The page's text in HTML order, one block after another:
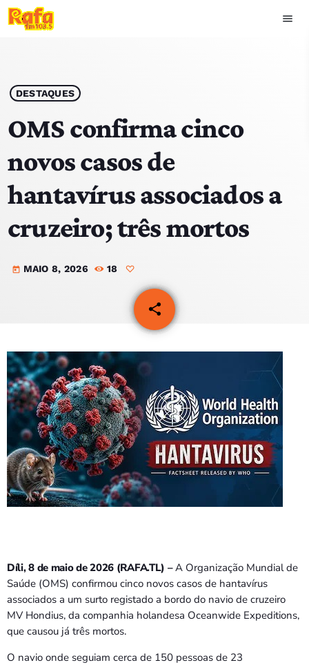
menu
play_arrow OUVIR RAFA
HOME
NOTÍCIAS
EQUIPA
TOP 15
VIDEOS
EVENTOS
CONTACTOS
PORTUGUÊS keyboard_arrow_down
TÉTUM
7:00 AM - 10:00 AM
Bom dia RAFA
7:00 AM - 9:00 AM
DESTAQUES
OMS confirma cinco
novos casos de
hantavírus associados a
cruzeiro; três mortos
today MAIO 8, 2026 18
share
email
Díli, 8 de maio de 2026 (RAFA.TL) –A Organização Mundial de
Saúde (OMS) confirmou cinco novos casos de hantavírus
associados a um surto registado a bordo do navio de cruzeiro
MV Hondius, da companhia holandesa Oceanwide Expeditions,
que causou já três mortos.
O navio onde seguiam cerca de 150 pessoas de 23